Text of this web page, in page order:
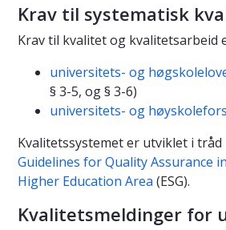
Krav til systematisk
Krav til kvalitet og kvalitetsarbeid
universitets- og
§ 3-5, og § 3-6)
universitets- og
Kvalitetssystemet er utviklet i tråd
Guidelines for Quality Assurance
Higher Education Area (ESG).
Kvalitetsmeldinger for